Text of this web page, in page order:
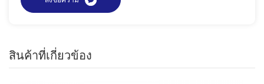
สินค้าที่เกี่ยวข้อง